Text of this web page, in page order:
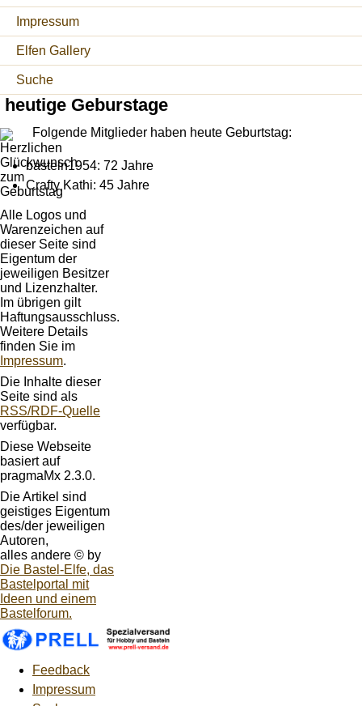
Impressum
Elfen Gallery
Suche
heutige Geburstage
Folgende Mitglieder haben heute Geburtstag:
basteln1954: 72 Jahre
Crafty Kathi: 45 Jahre
Alle Logos und
Warenzeichen auf
dieser Seite sind
Eigentum der
jeweiligen Besitzer
und Lizenzhalter.
Im übrigen gilt
Haftungsausschluss.
Weitere Details
finden Sie im
Impressum.
Die Inhalte dieser
Seite sind als
RSS/RDF-Quelle
verfügbar.
Diese Webseite
basiert auf
pragmaMx 2.3.0.
Die Artikel sind
geistiges Eigentum
des/der jeweiligen
Autoren,
alles andere © by
Die Bastel-Elfe, das
Bastelportal mit
Ideen und einem
Bastelforum.
Feedback
Impressum